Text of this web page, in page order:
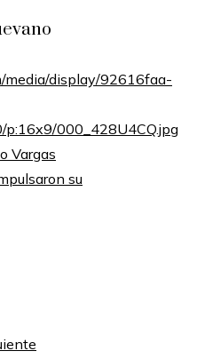
Vargas
su